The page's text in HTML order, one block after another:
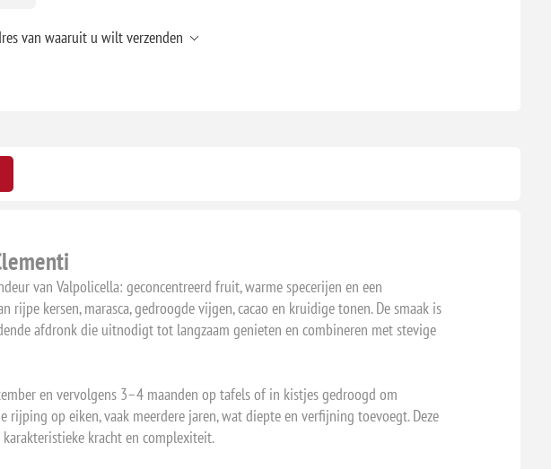
van waaruit u wilt verzenden
van Valpolicella: geconcentreerd fruit, warme specerijen en een
kersen, marasca, gedroogde vijgen, cacao en kruidige tonen. De smaak is
afdronk die uitnodigt tot langzaam genieten en combineren met stevige
en vervolgens 3–4 maanden op tafels of in kistjes gedroogd om
rijping op eiken, vaak meerdere jaren, wat diepte en verfijning toevoegt. Deze
kracht en complexiteit.